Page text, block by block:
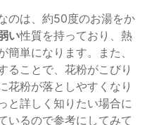
のは、約50度のお湯をか
い性質を持っており、熱
単になります。また、
る ことで、花粉がこびり
花粉が落としやすくなり
と詳しく知りたい場合に
いるので参考にしてみて